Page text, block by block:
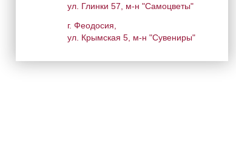
ул. Глинки 57, м-н "Самоцветы"
г. Феодосия,
ул. Крымская 5, м-н "Сувениры"